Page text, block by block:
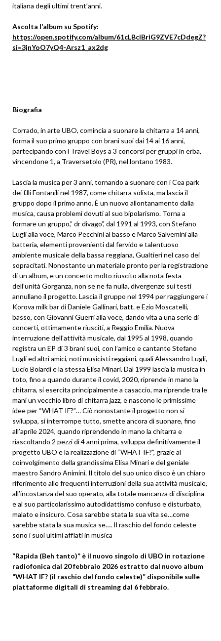
italiana degli ultimi trent’anni.
Ascolta l’album su Spotify:
https://open.spotify.com/album/61cLBciBriG9ZVE7cDdegZ?
si=3jnYoO7yQ4-Arsz1_ax2dg
Biografia
Corrado, in arte UBO, comincia a suonare la chitarra a 14 anni,
forma il suo primo gruppo con brani suoi dai 14 ai 16 anni,
partecipando con i Travel Boys a 3 concorsi per gruppi in erba,
vincendone 1, a Traversetolo (PR), nel lontano 1983.
Lascia la musica per 3 anni, tornando a suonare con i Cea park
dei f.lli Fontanili nel 1987, come chitarra solista, ma lascia il
gruppo dopo il primo anno. È un nuovo allontanamento dalla
musica, causa problemi dovuti al suo bipolarismo. Torna a
formare un gruppo,” dr divago”, dal 1991 al 1993, con Stefano
Lugli alla voce, Marco Pecchini al basso e Marco Salvemini alla
batteria, elementi provenienti dal fervido e talentuoso
ambiente musicale della bassa reggiana, Gualtieri nel caso dei
sopracitati. Nonostante un materiale pronto per la registrazione
di un album, e un concerto molto riuscito alla nota festa
dell’unità Gorganza, non se ne fa nulla, divergenze sui testi
annullano il progetto. Lascia il gruppo nel 1994 per raggiungere i
Korova milk bar di Daniele Gallinari, batt. e Ezio Moscatelli,
basso, con Giovanni Guerri alla voce, dando vita a una serie di
concerti, ottimamente riusciti, a Reggio Emilia. Nuova
interruzione dell’attività musicale, dal 1995 al 1998, quando
registra un EP di 3 brani suoi, con l’amico e cantante Stefano
Lugli ed altri amici, noti musicisti reggiani, quali Alessandro Lugli,
Lucio Boiardi e la stessa Elisa Minari. Dal 1999 lascia la musica in
toto, fino a quando durante il covid, 2020, riprende in mano la
chitarra, si esercita principalmente a casaccio, ma riprende tra le
mani un vecchio libro di chitarra jazz, e nascono le primissime
idee per “WHAT IF?”… Ciò nonostante il progetto non si
sviluppa, si interrompe tutto, smette ancora di suonare, fino
all’aprile 2024, quando riprendendo in mano la chitarra e
riascoltando 2 pezzi di 4 anni prima, sviluppa definitivamente il
progetto UBO e la realizzazione di “WHAT IF?”, grazie al
coinvolgimento della grandissima Elisa Minari e del geniale
maestro Sandro Animini. Il titolo del suo unico disco è un chiaro
riferimento alle frequenti interruzioni della sua attività musicale,
all’incostanza del suo operato, alla totale mancanza di disciplina
e al suo particolarissimo autodidattismo confuso e disturbato,
malato e insicuro. Cosa sarebbe stata la sua vita se…come
sarebbe stata la sua musica se…. Il raschio del fondo celeste
sono i suoi ultimi afflati in musica
“Rapida (Beh tanto)” è il nuovo singolo di UBO in rotazione
radiofonica dal 20 febbraio 2026 estratto dal nuovo album
“WHAT IF? (il raschio del fondo celeste)” disponibile sulle
piattaforme digitali di streaming dal 6 febbraio.